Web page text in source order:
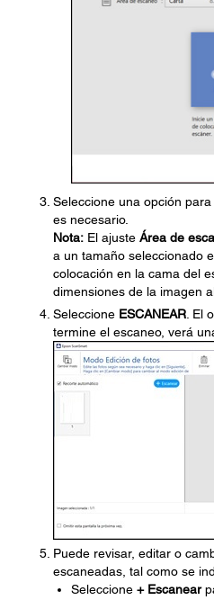
Seleccione una opción
es necesario.
Nota: El ajuste Área de
a un tamaño seleccionado
colocación en la cama del
dimensiones de la imagen
Seleccione ESCANEAR . El
termine el escaneo, verá
Puede revisar, editar o
escaneadas, tal como se
Seleccione + Escanear